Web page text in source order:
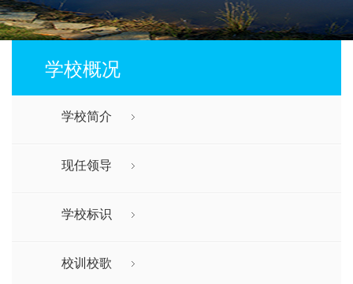
学校概况
学校简介
现任领导
学校标识
校训校歌